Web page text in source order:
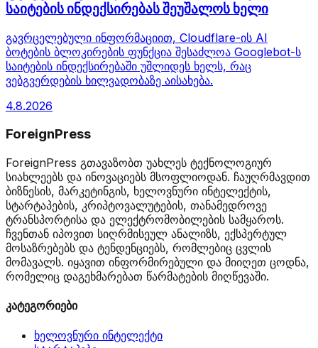
საიტების ინდექსირებას შეუშალოს ხელი
გავრცელებული ინფორმაციით, Cloudflare-ის AI
ბოტების ბლოკირების ფუნქცია შესაძლოა Googlebot-ს
საიტების ინდექსირებაში უშლიდეს ხელს, რაც
ვებგვერდების ხილვადობაზე აისახება.
4.8.2026
ForeignPress
ForeignPress გთავაზობთ უახლეს ტექნოლოგიურ
სიახლეებს და ინოვაციებს მსოფლიოდან. ჩაუღრმავდით
ბიზნესის, მარკეტინგის, ხელოვნური ინტელექტის,
სტარტაპების, კრიპტოვალუტების, თანამედროვე
ტრანსპორტისა და ელექტრომობილების სამყაროს.
ჩვენთან იპოვით სიღრმისეულ ანალიზს, ექსპერტულ
მოსაზრებებს და ტენდენციებს, რომლებიც ცვლის
მომავალს. იყავით ინფორმირებული და მიიღეთ ცოდნა,
რომელიც დაგეხმარებათ წარმატების მიღწევაში.
კატეგორიები
ხელოვნური ინტელექტი